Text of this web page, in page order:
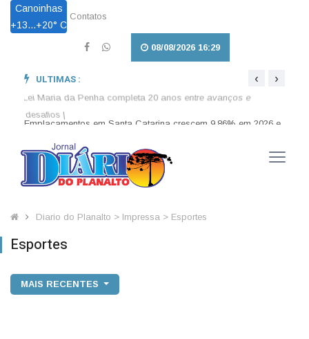
Canoinhas
+13...+20° C
Contatos
08/08/2026 16:29
ULTIMAS :
Lei Maria da Penha completa 20 anos entre avanços e
desafios |
‹ ›
Diario do Planalto > Impressa > Esportes
Esportes
MAIS RECENTES